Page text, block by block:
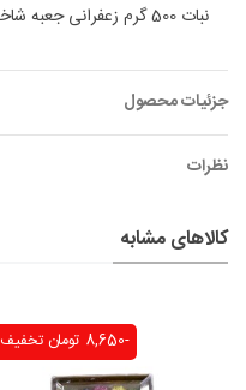
نبات 500 گرم زعفرانی جعبه شاخه سحرخیز
جزئیات محصول
نظرات
کالاهای مشابه
تخفیف -8,650 تومان